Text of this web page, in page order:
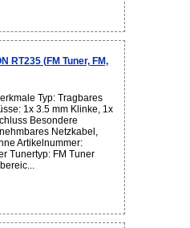
RT235 (FM Tuner, FM,
Typ: Tragbares
1x 3.5 mm Klinke, 1x
Besondere
Netzkabel,
Artikelnummer:
Tunertyp: FM Tuner